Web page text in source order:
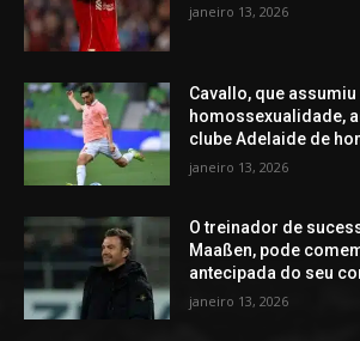
janeiro 13, 2026
Cavallo, que assumiu
homossexualidade,
clube Adelaide de
janeiro 13, 2026
O treinador de
Maaßen, pode
antecipada do seu
janeiro 13, 2026